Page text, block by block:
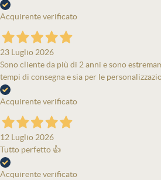
Acquirente verificato
23 Luglio 2026
Sono cliente da più di 2 anni e sono
tempi di consegna e sia per le
Acquirente verificato
12 Luglio 2026
Tutto perfetto 👍
Acquirente verificato